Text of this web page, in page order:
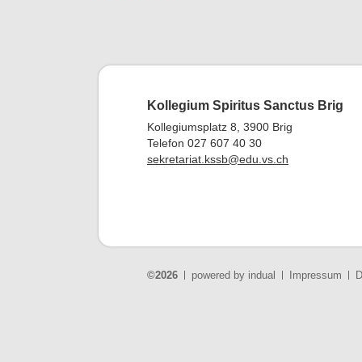
Kollegium Spiritus Sanctus Brig
Kollegiumsplatz 8, 3900 Brig
Telefon 027 607 40 30
sekretariat.kssb@edu.vs.ch
©2026 powered by indual Impressum